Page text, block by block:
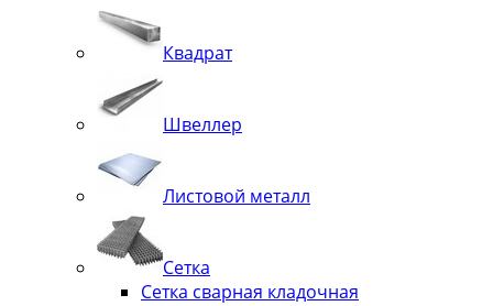
Квадрат
Швеллер
Листовой металл
Сетка
Сетка сварная кладочная